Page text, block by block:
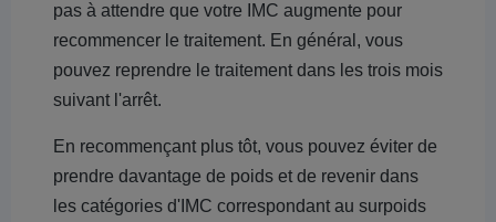
pas à attendre que votre IMC augmente pour
recommencer le traitement. En général, vous
pouvez reprendre le traitement dans les trois mois
suivant l'arrêt.
En recommençant plus tôt, vous pouvez éviter de
prendre davantage de poids et de revenir dans
les catégories d'IMC correspondant au surpoids